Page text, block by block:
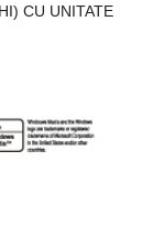
CU UNITATE